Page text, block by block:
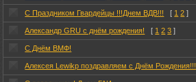
С Праздником Гвардейцы !!!Днем ВДВ!!! [ 1 2 ]
Александр GRU с днём рождения! [ 1 2 3 ]
С Днём ВМФ!
Алексея Lewikp поздравляем с Днём Рождения!!!